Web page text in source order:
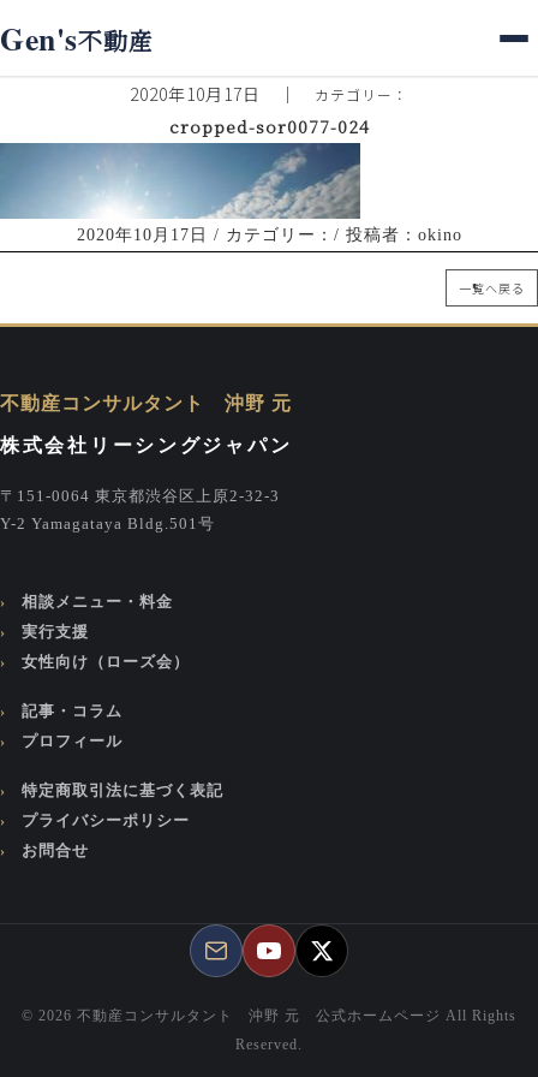
Gen's不動産
2020年10月17日
｜ カテゴリー：
cropped-sor0077-024
2020年10月17日 / カテゴリー：/ 投稿者：okino
一覧へ戻る
不動産コンサルタント 沖野 元
株式会社リーシングジャパン
〒151-0064 東京都渋谷区上原2-32-3
Y-2 Yamagataya Bldg.501号
相談メニュー・料金
実行支援
女性向け（ローズ会）
記事・コラム
プロフィール
特定商取引法に基づく表記
プライバシーポリシー
お問合せ
© 2026 不動産コンサルタント 沖野 元 公式ホームページ All Rights
Reserved.